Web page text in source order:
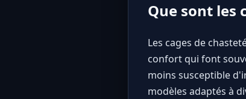
Que sont les
Les cages de
confort qui font
moins susceptible
modèles adaptés à